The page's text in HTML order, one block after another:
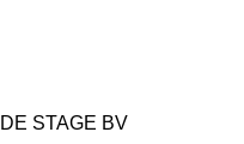
DE STAGE BV